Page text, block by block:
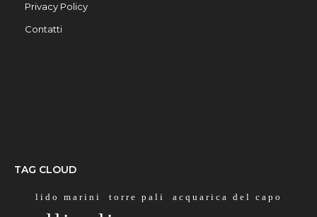
Privacy Policy
Contatti
TAG CLOUD
lido marini torre pali acquarica del capo